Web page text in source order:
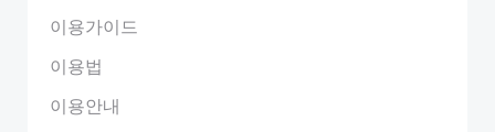
이용가이드
이용법
이용안내